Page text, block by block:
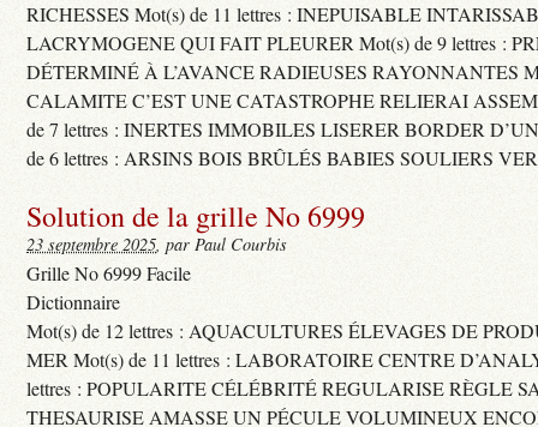
RICHESSES Mot(s) de 11 lettres : INEPUISABLE
LACRYMOGENE QUI FAIT PLEURER Mot(s) de 9 lettres :
DÉTERMINÉ À L’AVANCE RADIEUSES RAYONNANTES
CALAMITE C’EST UNE CATASTROPHE RELIERAI
de 7 lettres : INERTES IMMOBILES LISERER BORDER
de 6 lettres : ARSINS BOIS BRÛLÉS BABIES SOULIERS
Solution de la grille No 6999
23 septembre 2025, par Paul Courbis
Grille No 6999 Facile
Dictionnaire
Mot(s) de 12 lettres : AQUACULTURES ÉLEVAGES DE
MER Mot(s) de 11 lettres : LABORATOIRE CENTRE
lettres : POPULARITE CÉLÉBRITÉ REGULARISE RÈGLE
THESAURISE AMASSE UN PÉCULE VOLUMINEUX